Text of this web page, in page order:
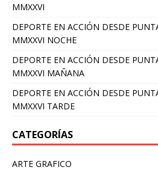
MMXXVI
DEPORTE EN ACCIÓN DESDE
MMXXVI NOCHE
DEPORTE EN ACCIÓN DESDE
MMXXVI MAÑANA
DEPORTE EN ACCIÓN DESDE
MMXXVI TARDE
CATEGORÍAS
ARTE GRAFICO